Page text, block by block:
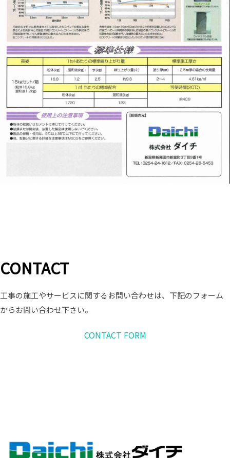
CONTACT
工事の施工やサービスに関するお問い合わせは、下記のフォーム
からお問い合わせ下さい。
CONTACT FORM